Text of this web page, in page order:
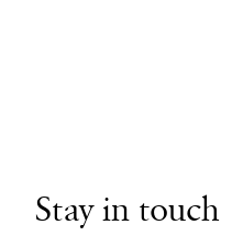
Stay in touch